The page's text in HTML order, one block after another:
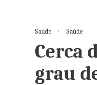
Saúde Saúde
Cerca
grau